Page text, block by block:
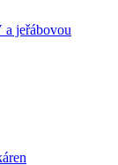
jeřábovou